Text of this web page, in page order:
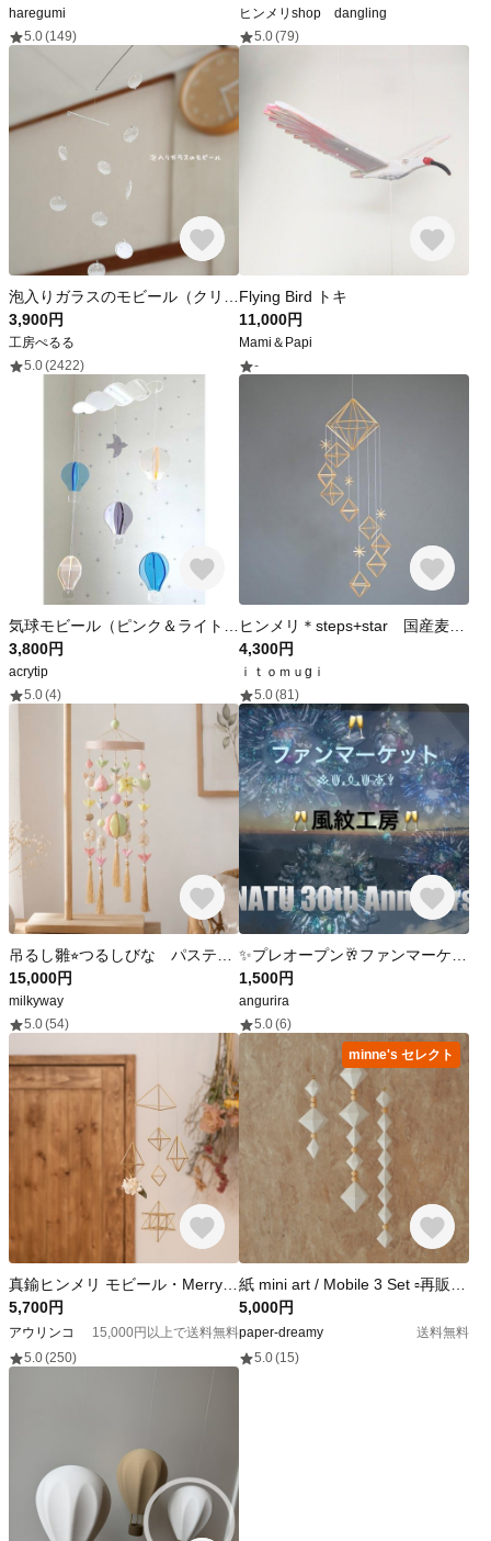
haregumi
5.0(149)
ヒンメリshop dangling
5.0(79)
3,900円
工房ぺるる
5.0(2422)
Flying Bird トキ
11,000円
Mami＆Papi
-
3,800円
acrytip
5.0(4)
4,300円
ｉｔｏｍｕgｉ
5.0(81)
15,000円
milkyway
5.0(54)
1,500円
angurira
5.0(6)
5,700円
アウリンコ
15,000円以上で送料無料
5.0(250)
minne's セレクト
5,000円
paper-dreamy
送料無料
5.0(15)